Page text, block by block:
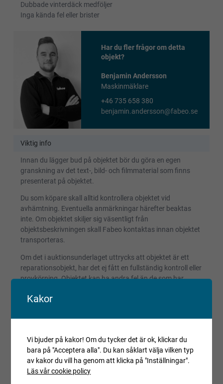
Dubbade vinterdäck medföljer
Inga kända fel eller brister
Har du fler frågor om detta
objekt?
Benjamin Andersson
Maskinmäklare
+46 735 658 380
benjamin.andersson@fabeo.se
Viktig info
Innan du lägger bud på objektet bör du göra en egen
granskning av det text-, bild- och filmmaterial som finns
presenterat på objektet.
Du som köpare skall alltid kontrollera objektet vid
avhämtning. Eventuella anmärkningar härefter beaktas
inte. Om objektet skiljer sig väsentligt från
objektsbeskrivningen skall Fabeo kontaktas innan objektet
transporteras.
Om det i auktionsunderlaget uttrycks att objektet är ett
reparationsobjekt, har det ej fått en fullständig kontroll eller
provkörning. Objektet kan ha andra fel än de som har
Reparationsobjekt kan ej reklameras.
Villkor och regler
Kopiera länk till den här auktionen
Kakor
Vi bjuder på kakor! Om du tycker det är ok, klickar du
bara på "Acceptera alla". Du kan såklart välja vilken typ
av kakor du vill ha genom att klicka på "Inställningar".
Läs vår cookie policy